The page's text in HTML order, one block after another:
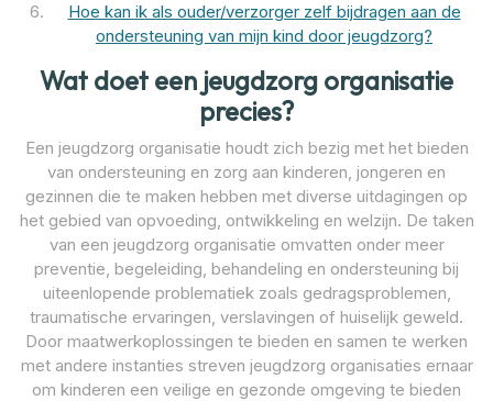
Hoe kan ik als ouder/verzorger zelf bijdragen aan de
ondersteuning van mijn kind door jeugdzorg?
Wat doet een jeugdzorg organisatie
precies?
Een jeugdzorg organisatie houdt zich bezig met het bieden
van ondersteuning en zorg aan kinderen, jongeren en
gezinnen die te maken hebben met diverse uitdagingen op
het gebied van opvoeding, ontwikkeling en welzijn. De taken
van een jeugdzorg organisatie omvatten onder meer
preventie, begeleiding, behandeling en ondersteuning bij
uiteenlopende problematiek zoals gedragsproblemen,
traumatische ervaringen, verslavingen of huiselijk geweld.
Door maatwerkoplossingen te bieden en samen te werken
met andere instanties streven jeugdzorg organisaties ernaar
om kinderen een veilige en gezonde omgeving te bieden